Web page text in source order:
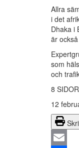
Allra
i det
Dhaka i
är
som
och
8
12